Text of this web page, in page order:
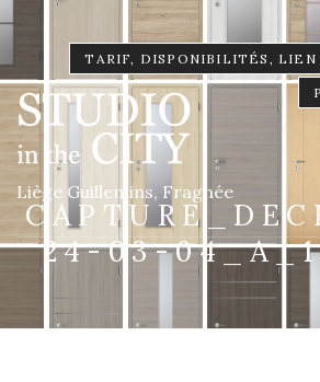
TARIF, DISPONIBILITÉS,
Liège Guillemins, Fragnée
24-03-